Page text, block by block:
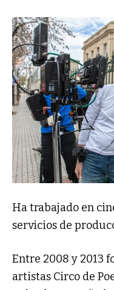
Ha trabajado en
servicios de
Entre 2008 y 2013
artistas Circo de